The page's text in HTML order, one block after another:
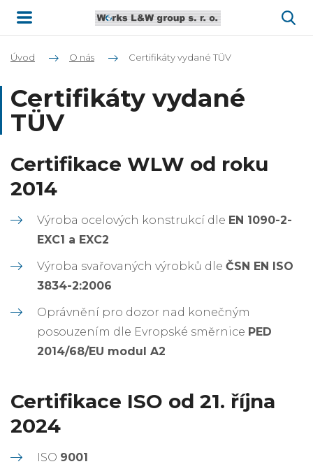
Úvod O nás Certifikáty vydané TÜV
Certifikáty vydané
TÜV
Certifikace WLW od roku
2014
Výroba ocelových konstrukcí dle EN 1090-2-
EXC1 a EXC2
Výroba svařovaných výrobků dle ČSN EN ISO
3834-2:2006
Oprávnění pro dozor nad konečným
posouzením dle Evropské směrnice PED
2014/68/EU modul A2
Certifikace ISO od 21. října
2024
ISO 9001